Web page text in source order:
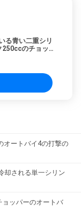
る青い二重シリ
のチョッパ
オートバイ4の打撃の
却される単一シリン
ッパーのオートバ